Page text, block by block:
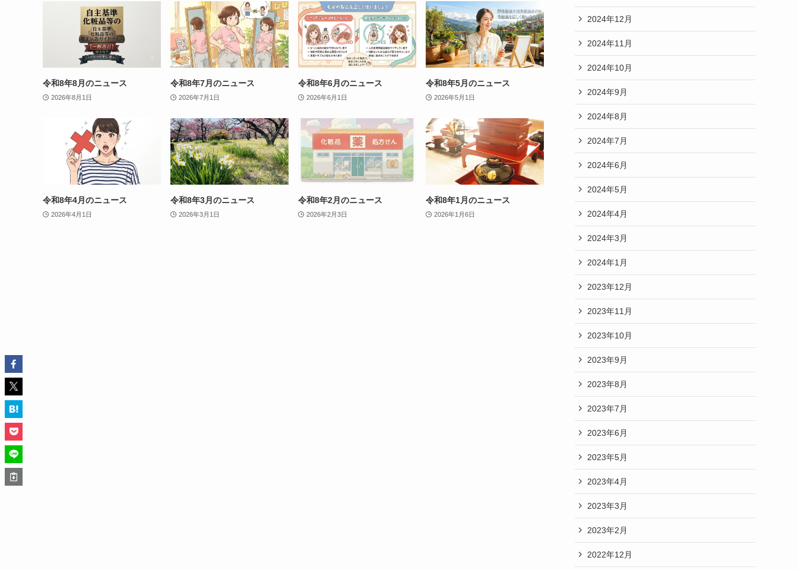
令和8年8月のニュース
2026年8月1日
令和8年7月のニュース
2026年7月1日
令和8年6月のニュース
2026年6月1日
令和8年5月のニュース
2026年5月1日
令和8年4月のニュース
2026年4月1日
令和8年3月のニュース
2026年3月1日
令和8年2月のニュース
2026年2月3日
令和8年1月のニュース
2026年1月6日
2024年12月
2024年11月
2024年10月
2024年9月
2024年8月
2024年7月
2024年6月
2024年5月
2024年4月
2024年3月
2024年1月
2023年12月
2023年11月
2023年10月
2023年9月
2023年8月
2023年7月
2023年6月
2023年5月
2023年4月
2023年3月
2023年2月
2022年12月